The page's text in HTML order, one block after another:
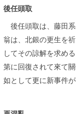
後任頭取
後任頭取は、藤田
翁は、北銀の更生を
してその諒解を求め
第に回復されて來て
如として更に新事件